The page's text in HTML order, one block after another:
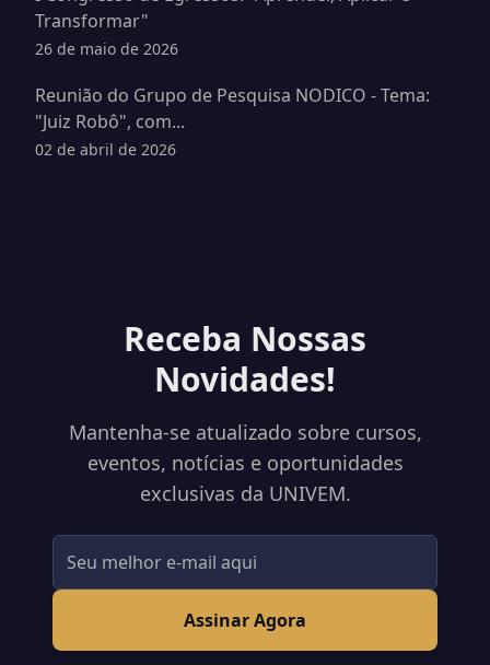
Transformar"
26 de maio de 2026
Reunião do Grupo de Pesquisa NODICO - Tema:
"Juiz Robô", com...
02 de abril de 2026
Receba Nossas
Novidades!
Mantenha-se atualizado sobre cursos,
eventos, notícias e oportunidades
exclusivas da UNIVEM.
Assinar Agora